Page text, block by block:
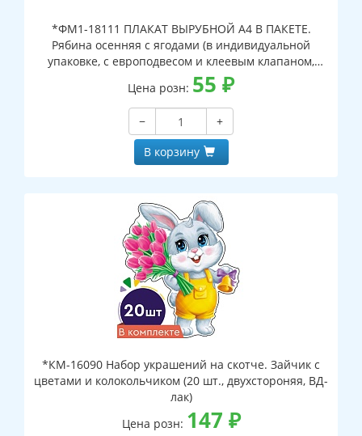
*ФМ1-18111 ПЛАКАТ ВЫРУБНОЙ А4 В ПАКЕТЕ.
Рябина осенняя с ягодами (в индивидуальной
упаковке, с европодвесом и клеевым клапаном,
двухсторонний, ВД-лак)
Цена розн: 55 ₽
−
+
В корзину
*КМ-16090 Набор украшений на скотче. Зайчик с
цветами и колокольчиком (20 шт., двухстороняя, ВД-
лак)
Цена розн: 147 ₽